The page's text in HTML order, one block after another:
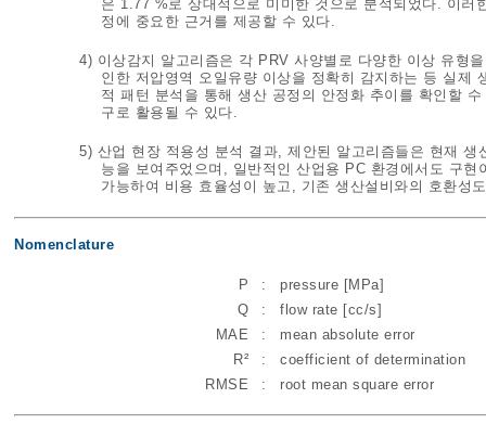
은 1.77 %로 상대적으로 미미한 것으로 분석되었다. 이
정에 중요한 근거를 제공할 수 있다.
4) 이상감지 알고리즘은 각 PRV 사양별로 다양한 이상 유형
인한 저압영역 오일유량 이상을 정확히 감지하는 등 실제
적 패턴 분석을 통해 생산 공정의 안정화 추이를 확인할
구로 활용될 수 있다.
5) 산업 현장 적용성 분석 결과, 제안된 알고리즘들은 현재
능을 보여주었으며, 일반적인 산업용 PC 환경에서도 구
가능하여 비용 효율성이 높고, 기존 생산설비와의 호환성
Nomenclature
P :
pressure [MPa]
Q
:
flow rate [cc/s]
MAE
:
mean absolute error
R²
:
coefficient of determination
RMSE
: root mean square error